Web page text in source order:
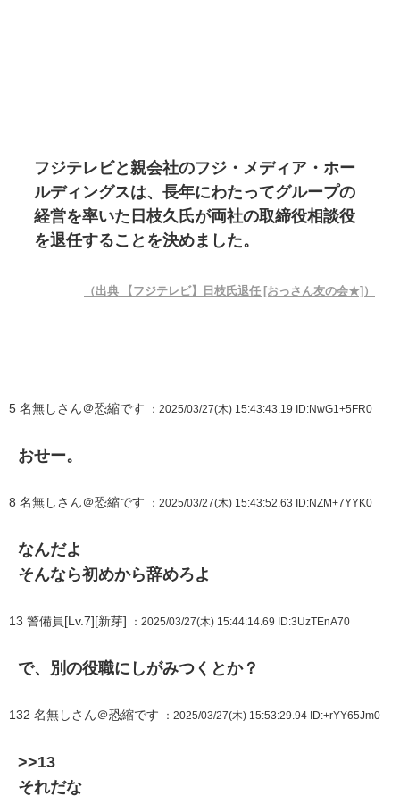
フジテレビと親会社のフジ・メディア・ホー
ルディングスは、長年にわたってグループの
経営を率いた日枝久氏が両社の取締役相談役
を退任することを決めました。
（出典 【フジテレビ】日枝氏退任 [おっさん友の会★]）
5 名無しさん＠恐縮です ：2025/03/27(木) 15:43:43.19 ID:NwG1+5FR0
おせー。
8 名無しさん＠恐縮です ：2025/03/27(木) 15:43:52.63 ID:NZM+7YYK0
なんだよ
そんなら初めから辞めろよ
13 警備員[Lv.7][新芽] ：2025/03/27(木) 15:44:14.69 ID:3UzTEnA70
で、別の役職にしがみつくとか？
132 名無しさん＠恐縮です ：2025/03/27(木) 15:53:29.94 ID:+rYY65Jm0
>>13
それだな